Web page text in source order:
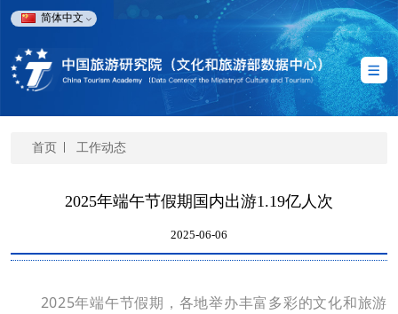
简体中文
首页 工作动态
2025年端午节假期国内出游1.19亿人次
2025-06-06
2025年端午节假期 ，各地举办丰富多彩的文化和旅游